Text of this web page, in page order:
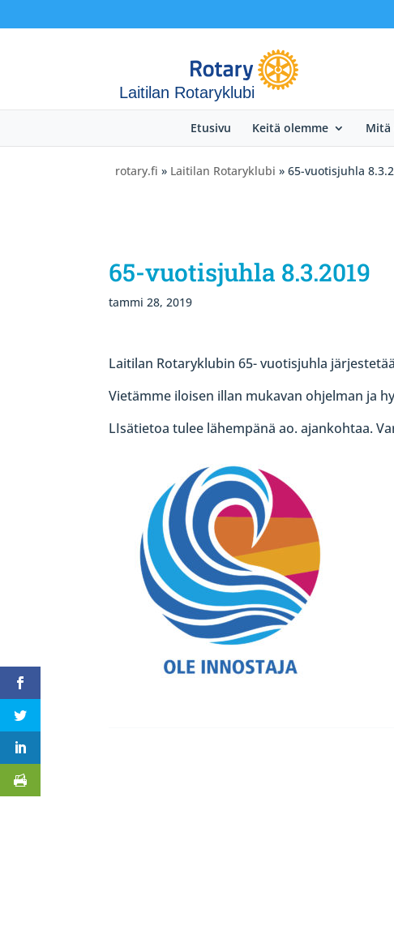
Laitilan Rotaryklubi
Etusivu Keitä olemme Mitä
rotary.fi » Laitilan Rotaryklubi » 65-vuotisjuhla
65-vuotisjuhla 8.3.2019
tammi 28, 2019
Laitilan Rotaryklubin 65- vuotisjuhla
Vietämme iloisen illan mukavan ohjelman ja
LIsätietoa tulee lähempänä ao. ajankohtaa.